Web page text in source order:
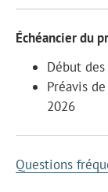
Échéancier du
Début
Préavis
2026
Questions